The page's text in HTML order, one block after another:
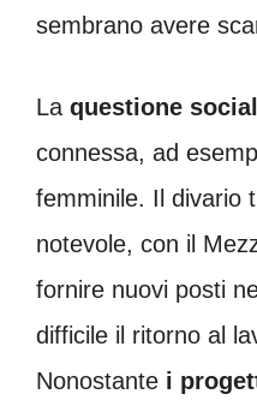
sembrano avere
La questione
connessa, ad
femminile. Il divario
notevole, con il
fornire nuovi posti
difficile il ritorno al
Nonostante i